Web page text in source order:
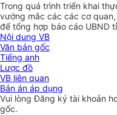
Trong quá trình triển khai
vướng mắc các các cơ
để tổng hợp báo cáo UBND
Nội dung VB
Văn bản gốc
Tiếng anh
Lược đồ
VB liên quan
Bản án áp dụng
Vui lòngĐăng ký tài khoản
gốc.